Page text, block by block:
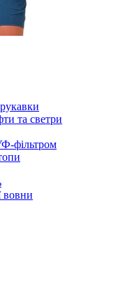
та светри
фільтром
вовни